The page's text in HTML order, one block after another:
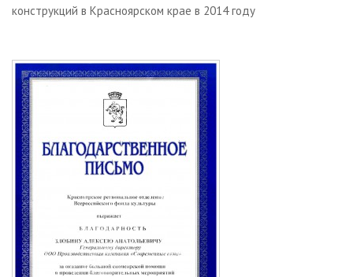
конструкций в Красноярском крае в 2014 году